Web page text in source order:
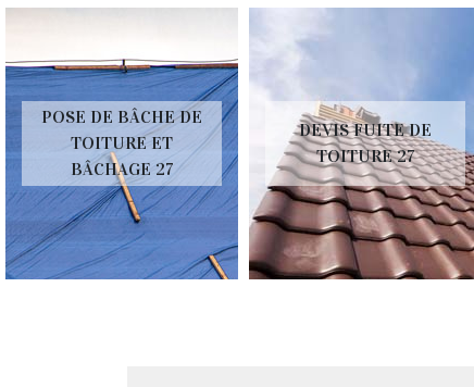
POSE DE BÂCHE DE
TOITURE ET
BÂCHAGE 27
DEVIS FUITE DE
TOITURE 27